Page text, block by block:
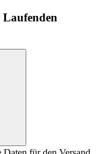
Laufenden